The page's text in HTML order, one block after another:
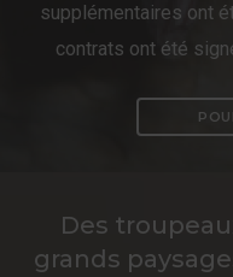
supplémentaires ont
contrats ont été
Des
grands